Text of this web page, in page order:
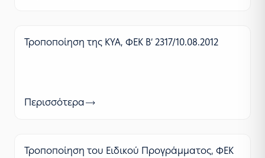
Τροποποίηση της ΚΥΑ, ΦΕΚ Β’ 2317/10.08.2012
Περισσότερα
Τροποποίηση του Ειδικού Προγράμματος, ΦΕΚ